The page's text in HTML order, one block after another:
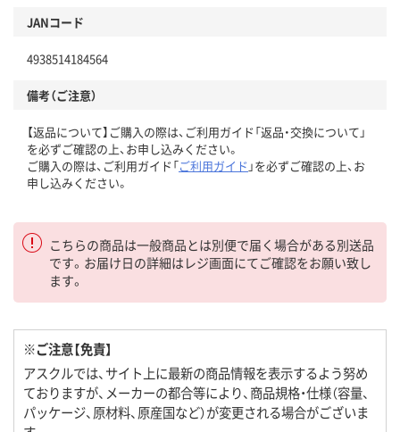
JANコード
4938514184564
備考（ご注意）
【返品について】ご購入の際は、ご利用ガイド「返品・交換について」
を必ずご確認の上、お申し込みください。
ご購入の際は、ご利用ガイド「ご利用ガイド 」を必ずご確認の上、お
申し込みください。
こちらの商品は一般商品とは別便で届く場合がある別送品
です。お届け日の詳細はレジ画面にてご確認をお願い致し
ます。
※ご注意【免責】
アスクルでは、サイト上に最新の商品情報を表示するよう努め
ておりますが、メーカーの都合等により、商品規格・仕様（容量、
パッケージ、原材料、原産国など）が変更される場合がございま